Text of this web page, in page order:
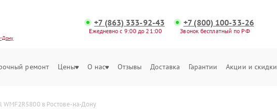
Дону
+7 (863) 333-92-43
Ежедневно с 9:00 до 21:00
+7 (800) 100-33-26
Звонок бесплатный по РФ
ремонт Цены О нас Отзывы Доставка Гарантии Акции и скидки
в Ростове-на-Дону